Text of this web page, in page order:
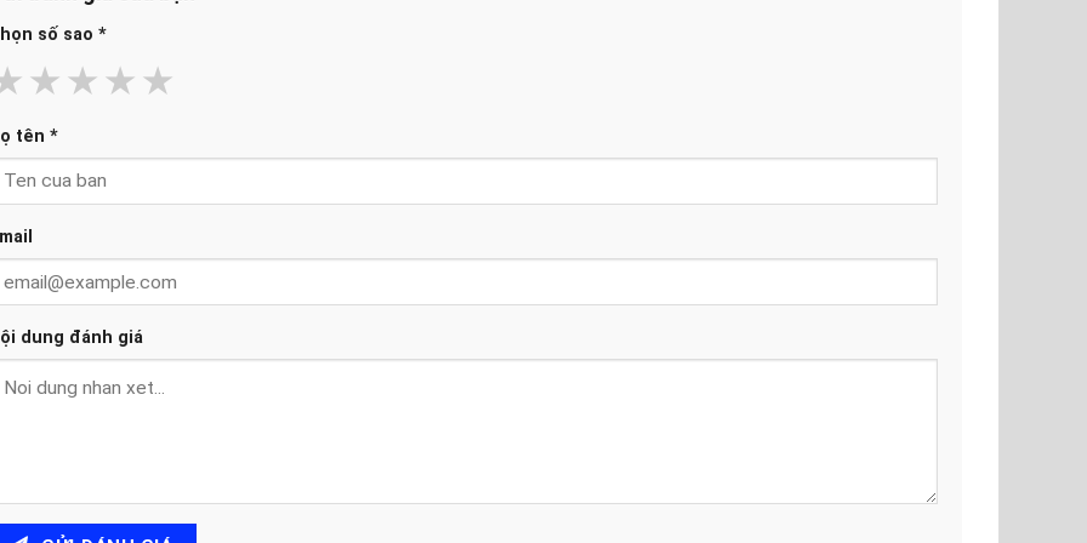
số sao *
★
★
★
★
tên *
dung đánh giá